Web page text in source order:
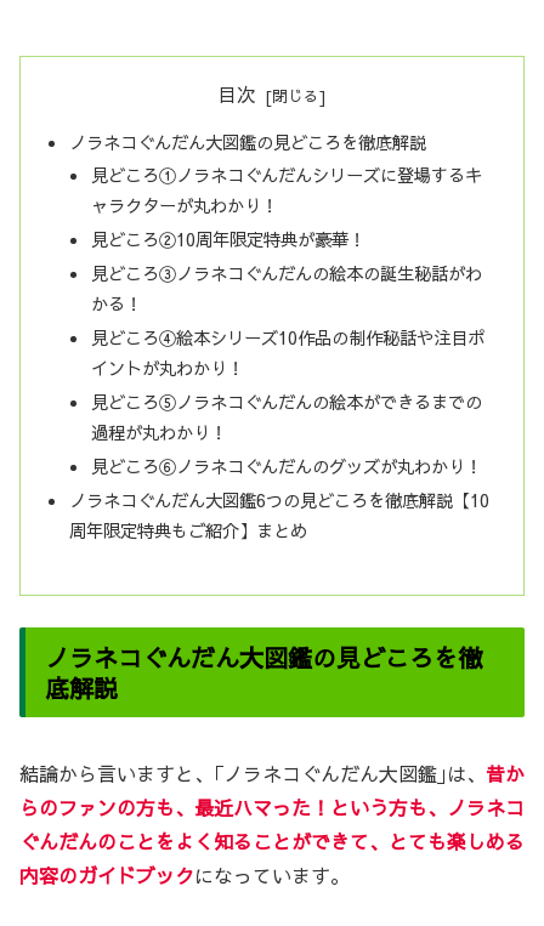
目次
ノラネコぐんだん大図鑑の見どころを徹底解説
見どころ①ノラネコぐんだんシリーズに登場するキ
ャラクターが丸わかり！
見どころ②10周年限定特典が豪華！
見どころ③ノラネコぐんだんの絵本の誕生秘話がわ
かる！
見どころ④絵本シリーズ10作品の制作秘話や注目ポ
イントが丸わかり！
見どころ⑤ノラネコぐんだんの絵本ができるまでの
過程が丸わかり！
見どころ⑥ノラネコぐんだんのグッズが丸わかり！
ノラネコぐんだん大図鑑6つの見どころを徹底解説【10
周年限定特典もご紹介】まとめ
ノラネコぐんだん大図鑑の見どころを徹
底解説
結論から言いますと、｢ノラネコぐんだん大図鑑｣は、 昔か
らのファンの方も、最近ハマった！という方も、ノラネコ
ぐんだんのことをよく知ることができて、とても楽しめる
内容のガイドブックになっています。